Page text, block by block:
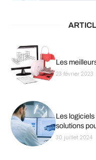
Les
23 février 2023
Les
solutions
30 juillet 2024